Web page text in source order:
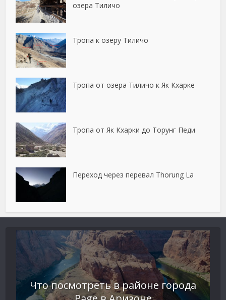
озера Тиличо
Тропа к озеру Тиличо
Тропа от озера Тиличо к Як Кхарке
Тропа от Як Кхарки до Торунг Педи
Переход через перевал Thorung La
Что посмотреть в районе города